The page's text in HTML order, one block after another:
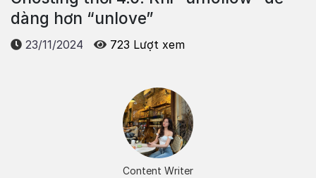
dàng hơn “unlove”
23/11/2024 723 Lượt xem
Content Writer